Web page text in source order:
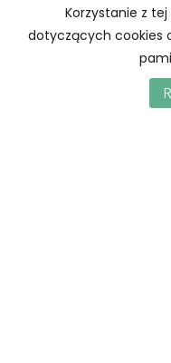
Korzystanie z
dotyczących cookies